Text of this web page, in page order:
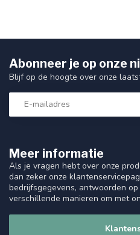
Meer informatie
Als je vragen hebt over onze
dan zeker onze
bedrijfsgegevens, antwoorden
verschillende manieren om met
Abonneer je op onze
Blijf op de hoogte over onze